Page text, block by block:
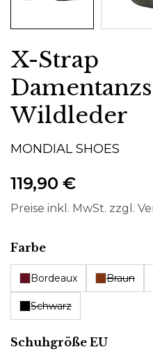
X-Strap
Wildleder
MONDIAL SHOES
119,90 €
Preise inkl. MwSt. zzgl.
Farbeauswählen
Bordeaux Braun
Schwarz
Schuhgröße EU